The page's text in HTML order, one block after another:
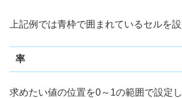
上記例では青枠で囲まれているセルを
率
求めたい値の位置を0～1の範囲で設定し